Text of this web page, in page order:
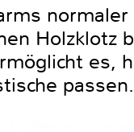
es,
passen.